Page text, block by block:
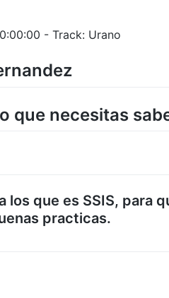
- Track: Urano
que necesitas
los que es SSIS, para
practicas.